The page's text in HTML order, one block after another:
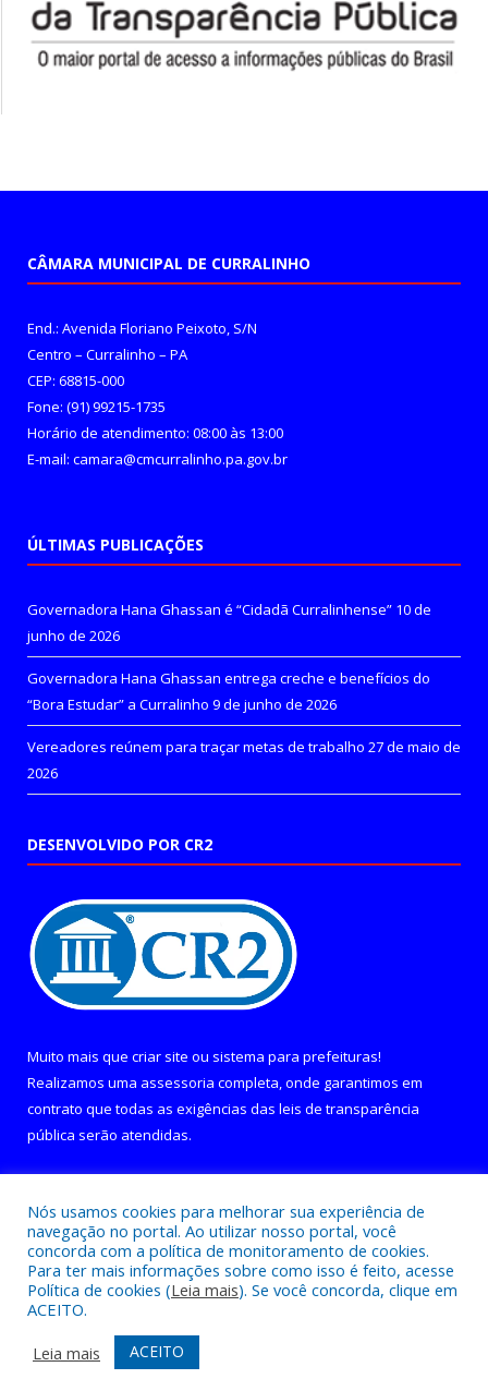
CÂMARA MUNICIPAL DE CURRALINHO
End.: Avenida Floriano Peixoto, S/N
Centro – Curralinho – PA
CEP: 68815-000
Fone: (91) 99215-1735
Horário de atendimento: 08:00 às 13:00
E-mail: camara@cmcurralinho.pa.gov.br
ÚLTIMAS PUBLICAÇÕES
Governadora Hana Ghassan é “Cidadã Curralinhense” 10 de
junho de 2026
Governadora Hana Ghassan entrega creche e benefícios do
“Bora Estudar” a Curralinho 9 de junho de 2026
Vereadores reúnem para traçar metas de trabalho 27 de maio de
2026
DESENVOLVIDO POR CR2
Muito mais que criar site ou sistema para prefeituras!
Realizamos uma assessoria completa, onde garantimos em
contrato que todas as exigências das leis de transparência
pública serão atendidas.
Todos os direitos reservados a Câmara Municipal de Curralinho.
Mapa do Site
Acessar Área Administrativa
Acessar Webmail
Nós usamos cookies para melhorar sua experiência de
navegação no portal. Ao utilizar nosso portal, você
concorda com a política de monitoramento de cookies.
Para ter mais informações sobre como isso é feito, acesse
Política de cookies (Leia mais). Se você concorda, clique em
ACEITO.
Leia mais
ACEITO